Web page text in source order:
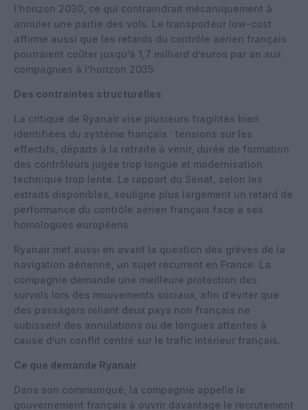
l’horizon 2030, ce qui contraindrait mécaniquement à
annuler une partie des vols. Le transporteur low-cost
affirme aussi que les retards du contrôle aérien français
pourraient coûter jusqu’à 1,7 milliard d’euros par an aux
compagnies à l’horizon 2035.
Des contraintes structurelles
La critique de Ryanair vise plusieurs fragilités bien
identifiées du système français : tensions sur les
effectifs, départs à la retraite à venir, durée de formation
des contrôleurs jugée trop longue et modernisation
technique trop lente. Le rapport du Sénat, selon les
extraits disponibles, souligne plus largement un retard de
performance du contrôle aérien français face à ses
homologues européens.
Ryanair met aussi en avant la question des grèves de la
navigation aérienne, un sujet récurrent en France. La
compagnie demande une meilleure protection des
survols lors des mouvements sociaux, afin d’éviter que
des passagers reliant deux pays non français ne
subissent des annulations ou de longues attentes à
cause d’un conflit centré sur le trafic intérieur français.
Ce que demande Ryanair
Dans son communiqué, la compagnie appelle le
gouvernement français à ouvrir davantage le recrutement